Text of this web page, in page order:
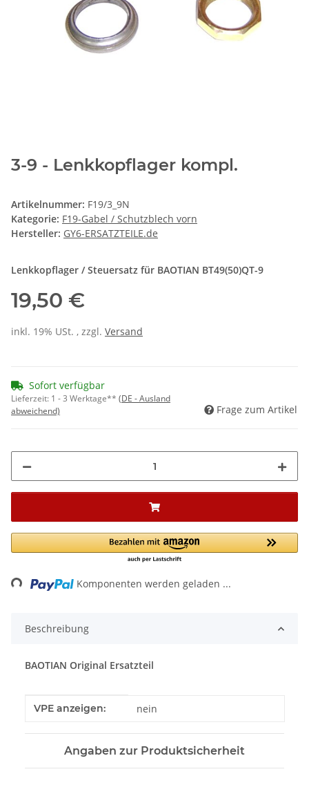
3-9 - Lenkkopflager kompl.
Artikelnummer: F19/3_9N
Kategorie: F19-Gabel / Schutzblech vorn
Hersteller: GY6-ERSATZTEILE.de
Lenkkopflager / Steuersatz für BAOTIAN BT49(50)QT-9
19,50 €
inkl. 19% USt. , zzgl. Versand
Sofort verfügbar
Lieferzeit: 1 - 3 Werktage** (DE - Ausland
abweichend)
Frage zum Artikel
Komponenten werden geladen ...
Beschreibung
BAOTIAN Original Ersatzteil
Produkteigenschaft
Wert
VPE anzeigen: nein
Angaben zur Produktsicherheit